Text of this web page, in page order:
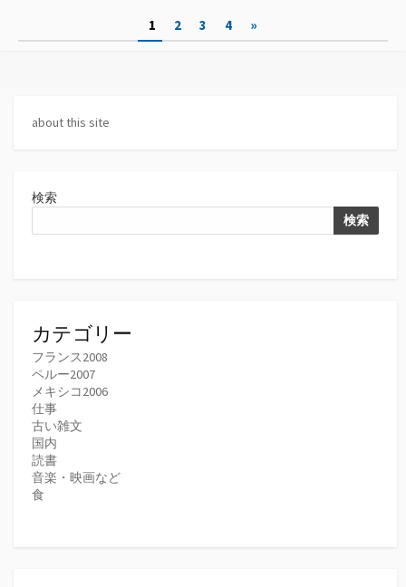
ー
ペ
送
1 2 3 4 »
about this site
検索
検索
カテゴリー
フランス2008
ペルー2007
メキシコ2006
仕事
古い雑文
国内
読書
音楽・映画など
食